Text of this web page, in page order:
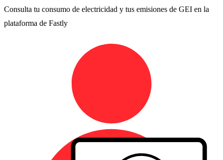
Consulta tu consumo de electricidad y tus emisiones de GEI en la
plataforma de Fastly